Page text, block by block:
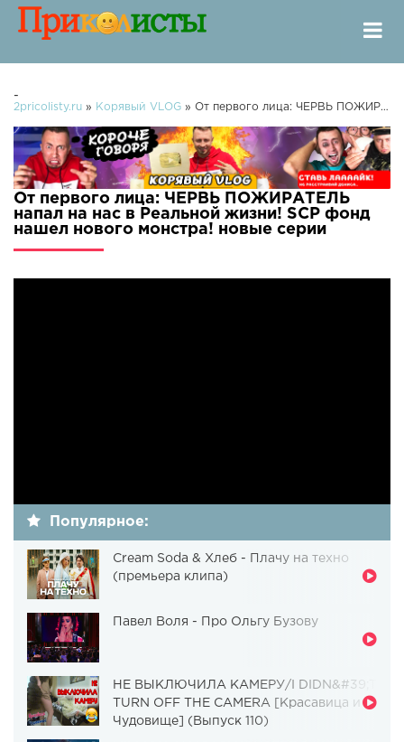
-
2pricolisty.ru » Корявый VLOG » От первого лица: ЧЕРВЬ ПОЖИРАТЕЛЬ напал на нас в Реальной жизни! SCP фонд нашел нового монстра!
От первого лица: ЧЕРВЬ ПОЖИРАТЕЛЬ
напал на нас в Реальной жизни! SCP фонд
нашел нового монстра! новые серии
Популярное:
Cream Soda & Хлеб - Плачу на техно
(премьера клипа)
Павел Воля - Про Ольгу Бузову
НЕ ВЫКЛЮЧИЛА КАМЕРУ/I DIDN&#39;T
TURN OFF THE CAMERA [Красавица и
Чудовище] (Выпуск 110)